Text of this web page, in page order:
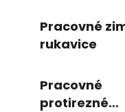
Pracovné
rukavice
Pracovné
protirezné